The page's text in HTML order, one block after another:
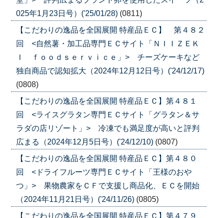
025年1月23日号）('25/01/28) (0811)
【こだわりの逸品を全国展開 特産品ＥＣ】 第４８２
回 <自然薯・加工品専門ＥＣサイト「ＮＩＩＺＥＫ
Ｉ ｆｏｏｄｓｅｒｖｉｃｅ」> チーズケーキなど
独自商品で認知拡大（2024年12月12日号）('24/12/17)
(0808)
【こだわりの逸品を全国展開 特産品ＥＣ】第４８１
回 <ライスグラタン専門ＥＣサイト「グラタン＆サ
ラダの店リゾート」> 冷凍でも満足度が高いと評判
広まる（2024年12月5日号）('24/12/10) (0807)
【こだわりの逸品を全国展開 特産品ＥＣ】第４８０
回 <ドライフルーツ専門ＥＣサイト「王様のおや
つ」> 果物農家をＣＦで支援し商品化、ＥＣを開始
（2024年11月21日号）('24/11/26) (0805)
【こだわりの逸品を全国展開 特産品ＥＣ】第４７９